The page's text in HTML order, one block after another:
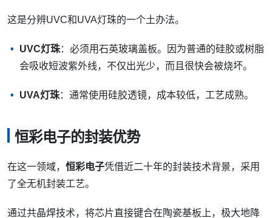
这是分辨UVC和UVA灯珠的一个土办法。
UVC灯珠：必须用石英玻璃盖板。因为普通的硅胶或树脂
会吸收短波紫外线，不仅出光少，而且很快会被烧坏。
UVA灯珠：通常使用硅胶透镜，成本较低，工艺成熟。
恒彩电子的封装优势
在这一领域， 恒彩电子凭借近二十年的封装技术背景，采用
了全无机封装工艺。
通过共晶焊技术，将芯片直接键合在陶瓷基板上，极大地降